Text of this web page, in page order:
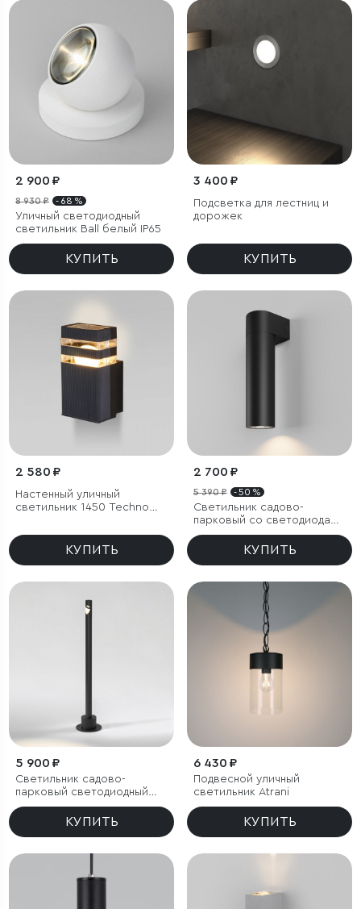
2 900 ₽
8 930 ₽ - 68 %
Уличный светодиодный
светильник Ball белый IP65
КУПИТЬ
3 400 ₽
Подсветка для лестниц и
дорожек
КУПИТЬ
2 580 ₽
Настенный уличный
светильник 1450 Techno
КУПИТЬ
2 700 ₽
5 390 ₽ - 50 %
Светильник садово-
парковый со светодиодами
Nork 5W 4000K черный
КУПИТЬ
5 900 ₽
Светильник садово-
парковый светодиодный
Latent черный
КУПИТЬ
6 430 ₽
Подвесной уличный
светильник Atrani
КУПИТЬ